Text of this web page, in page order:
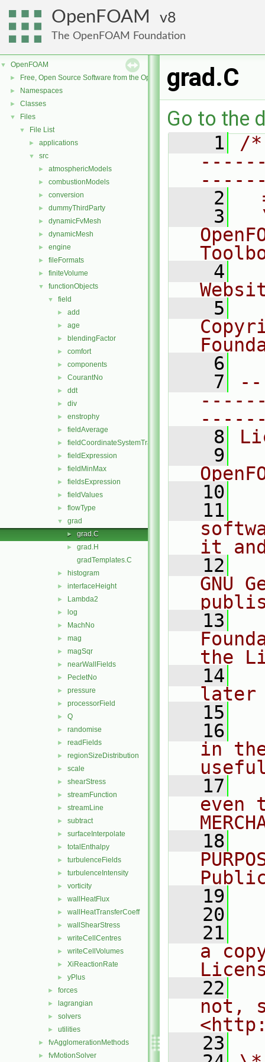
OpenFOAM 8
The OpenFOAM Foundation
▼ OpenFOAM
► Free, Open Source Software from the OpenFOAM Foundation
► Namespaces
► Classes
▼ Files
▼ File List
► applications
▼ src
► atmosphericModels
► combustionModels
► conversion
► dummyThirdParty
► dynamicFvMesh
► dynamicMesh
► engine
► fileFormats
► finiteVolume
▼ functionObjects
▼ field
► add
► age
► blendingFactor
► comfort
► components
► CourantNo
► ddt
► div
► enstrophy
► fieldAverage
► fieldCoordinateSystemTransform
► fieldExpression
► fieldMinMax
► fieldsExpression
► fieldValues
► flowType
▼ grad
► grad.C
►
grad.H
gradTemplates.C
► histogram
► interfaceHeight
► Lambda2
► log
► MachNo
► mag
► magSqr
► nearWallFields
► PecletNo
► pressure
► processorField
► Q
► randomise
► readFields
► regionSizeDistribution
► scale
► shearStress
► streamFunction
► streamLine
► subtract
► surfaceInterpolate
► totalEnthalpy
► turbulenceFields
► turbulenceIntensity
► vorticity
► wallHeatFlux
► wallHeatTransferCoeff
► wallShearStress
► writeCellCentres
► writeCellVolumes
► XiReactionRate
► yPlus
► forces
► lagrangian
► solvers
► utilities
► fvAgglomerationMethods
► fvMotionSolver
grad.C
Go to the
    1
/
    2
    3
    4
    5
    6
    7
    8
    9
   10
   11
it
   12
GNU
   13
the
   14
later
   15
   16
in
   17
even
   18
   19
   20
   21
a
   22
not,
   23